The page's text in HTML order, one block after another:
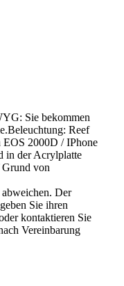
Sie bekommen
Reef
EOS 2000D / IPhone
in der Acrylplatte
Grund von
Der
Sie ihren
kontaktieren Sie
Vereinbarung